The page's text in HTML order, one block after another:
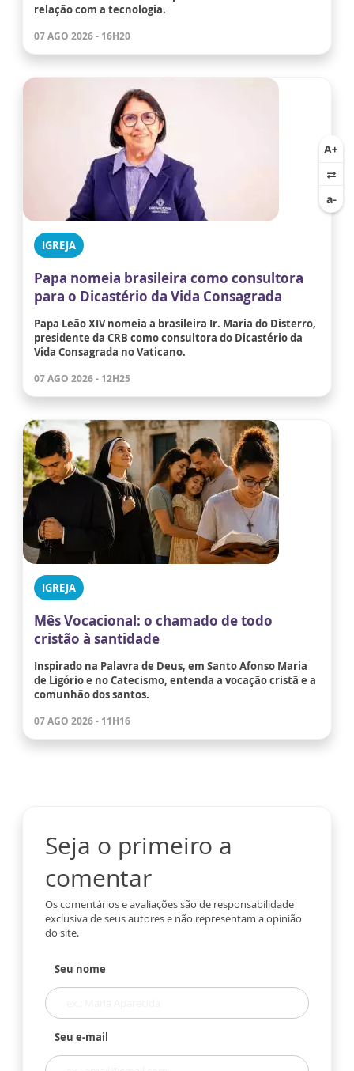
relação com a tecnologia.
07 AGO 2026 - 16H20
IGREJA
Papa nomeia brasileira como consultora
para o Dicastério da Vida Consagrada
Papa Leão XIV nomeia a brasileira Ir. Maria do Disterro,
presidente da CRB como consultora do Dicastério da
Vida Consagrada no Vaticano.
07 AGO 2026 - 12H25
IGREJA
Mês Vocacional: o chamado de todo
cristão à santidade
Inspirado na Palavra de Deus, em Santo Afonso Maria
de Ligório e no Catecismo, entenda a vocação cristã e a
comunhão dos santos.
07 AGO 2026 - 11H16
Seja o primeiro a
comentar
Os comentários e avaliações são de responsabilidade
exclusiva de seus autores e não representam a opinião
do site.
Seu nome
Seu e-mail